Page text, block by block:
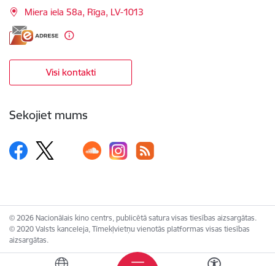
Miera iela 58a, Rīga, LV-1013
Visi kontakti
Sekojiet mums
© 2026 Nacionālais kino centrs, publicētā satura visas tiesības aizsargātas.
© 2020 Valsts kanceleja, Tīmekļvietņu vienotās platformas visas tiesības
aizsargātas.